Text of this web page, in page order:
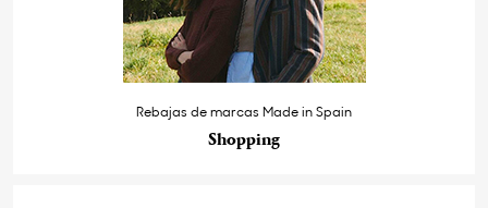
Rebajas de marcas Made in Spain
Shopping